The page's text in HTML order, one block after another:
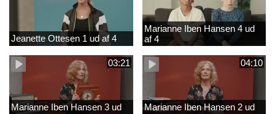
Jeanette Ottesen 1 ud af 4
Marianne Iben Hansen 4 ud
af 4
03:21
Marianne Iben Hansen 3 ud
04:10
Marianne Iben Hansen 2 ud